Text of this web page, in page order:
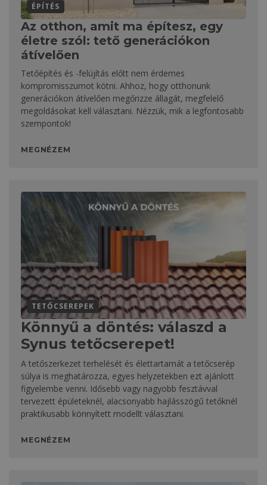
ÉPÍTÉS
Az otthon, amit ma építesz, egy
életre szól: tető generációkon
átívelően
Tetőépítés és -felújítás előtt nem érdemes
kompromisszumot kötni. Ahhoz, hogy otthonunk
generációkon átívelően megőrizze állagát, megfelelő
megoldásokat kell választani. Nézzük, mik a legfontosabb
szempontok!
MEGNÉZEM
TETŐCSEREPEK
Könnyű a döntés: válaszd a
Synus tetőcserepet!
A tetőszerkezet terhelését és élettartamát a tetőcserép
súlya is meghatározza, egyes helyzetekben ezt ajánlott
figyelembe venni. Idősebb vagy nagyobb fesztávval
tervezett épületeknél, alacsonyabb hajlásszögű tetőknél
praktikusabb könnyített modellt választani.
MEGNÉZEM